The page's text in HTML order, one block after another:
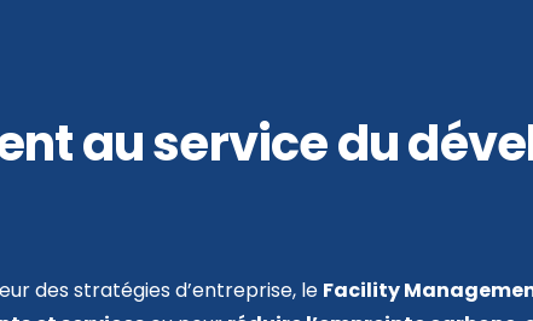
au service du
des stratégies d’entreprise, le Facility